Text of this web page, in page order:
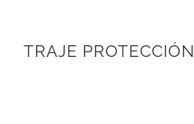
TRAJE PROTECCIÓN